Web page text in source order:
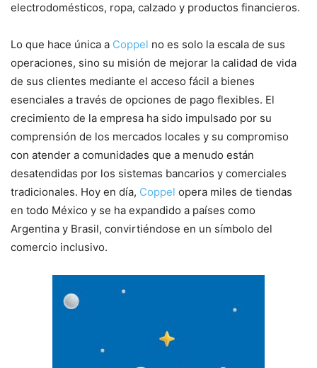
electrodomésticos, ropa, calzado y productos financieros.
Lo que hace única a Coppel no es solo la escala de sus
operaciones, sino su misión de mejorar la calidad de vida
de sus clientes mediante el acceso fácil a bienes
esenciales a través de opciones de pago flexibles. El
crecimiento de la empresa ha sido impulsado por su
comprensión de los mercados locales y su compromiso
con atender a comunidades que a menudo están
desatendidas por los sistemas bancarios y comerciales
tradicionales. Hoy en día, Coppel opera miles de tiendas
en todo México y se ha expandido a países como
Argentina y Brasil, convirtiéndose en un símbolo del
comercio inclusivo.